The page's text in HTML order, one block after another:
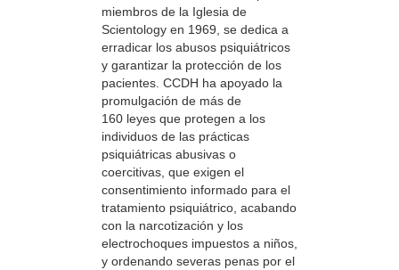
miembros de la Iglesia de
Scientology en 1969, se dedica a
erradicar los abusos psiquiátricos
y garantizar la protección de los
pacientes. CCDH ha apoyado la
promulgación de más de
160 leyes que protegen a los
individuos de las prácticas
psiquiátricas abusivas o
coercitivas, que exigen el
consentimiento informado para el
tratamiento psiquiátrico, acabando
con la narcotización y los
electrochoques impuestos a niños,
y ordenando severas penas por el